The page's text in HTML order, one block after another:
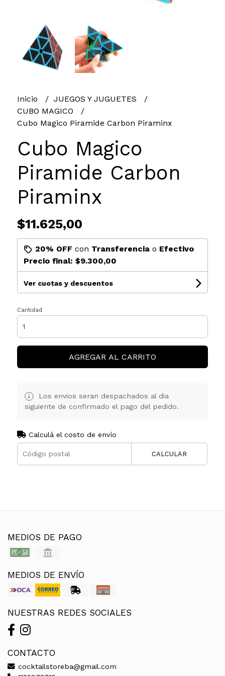
Inicio
JUEGOS Y JUGUETES
CUBO MAGICO
Cubo Magico Piramide Carbon Piraminx
Cubo Magico
Piramide Carbon
Piraminx
$11.625,00
20% OFF con Transferenciao Efectivo
Precio final: $9.300,00
Ver cuotas y descuentos
Cantidad
AGREGAR AL CARRITO
Los envios seran despachados al dia
siguiente de confirmado el pago del pedido.
Calculá el costo de envío
CALCULAR
MEDIOS DE PAGO
MEDIOS DE ENVÍO
NUESTRAS REDES SOCIALES
CONTACTO
cocktailstoreba@gmail.com